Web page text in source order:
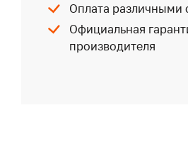
Оплата различными
Официальная
производителя